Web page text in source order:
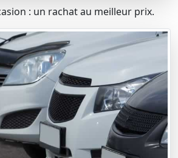
: un rachat au meilleur prix.